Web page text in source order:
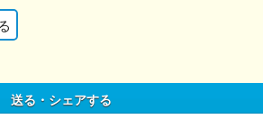
送る・シェアする